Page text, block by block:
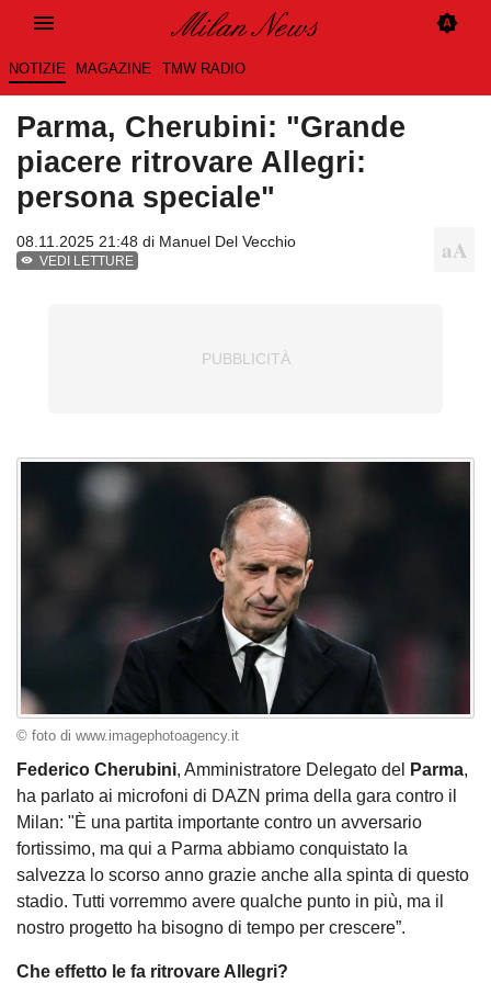
NOTIZIE MAGAZINE TMW RADIO
Parma, Cherubini: "Grande
piacere ritrovare Allegri:
persona speciale"
08.11.2025 21:48 di Manuel Del Vecchio
VEDI LETTURE
© foto di www.imagephotoagency.it
Federico Cherubini, Amministratore Delegato del Parma,
ha parlato ai microfoni di DAZN prima della gara contro il
Milan: "È una partita importante contro un avversario
fortissimo, ma qui a Parma abbiamo conquistato la
salvezza lo scorso anno grazie anche alla spinta di questo
stadio. Tutti vorremmo avere qualche punto in più, ma il
nostro progetto ha bisogno di tempo per crescere”.
Che effetto le fa ritrovare Allegri?